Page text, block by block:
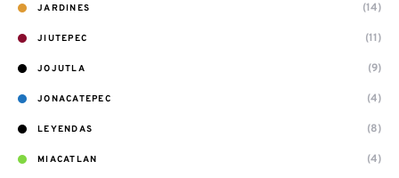
JARDINES (14)
JIUTEPEC (11)
JOJUTLA (9)
JONACATEPEC (4)
LEYENDAS (8)
MIACATLAN (4)